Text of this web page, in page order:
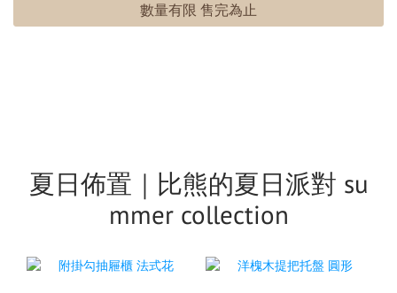
數量有限 售完為止
夏日佈置｜比熊的夏日派對 su
mmer collection